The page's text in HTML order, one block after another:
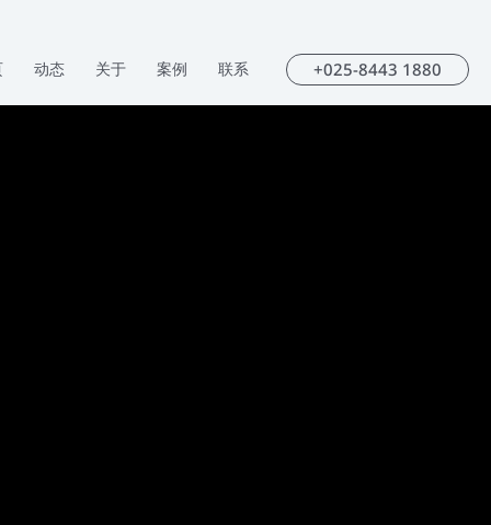
动态 关于 案例 联系 +025-8443 1880